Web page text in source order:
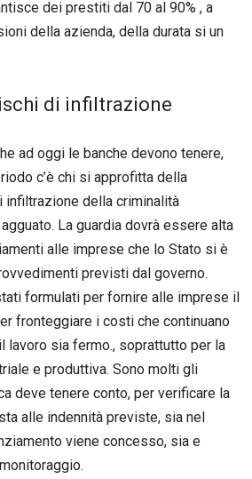
dei prestiti dal 70 al 90% , a
della azienda, della durata si un
di infiltrazione
ad oggi le banche devono tenere,
c’è chi si approfitta della
infiltrazione della criminalità
La guardia dovrà essere alta
alle imprese che lo Stato si è
previsti dal governo.
formulati per fornire alle imprese il
fronteggiare i costi che continuano
lavoro sia fermo., soprattutto per la
e produttiva. Sono molti gli
deve tenere conto, per verificare la
alle indennità previste, sia nel
viene concesso, sia e